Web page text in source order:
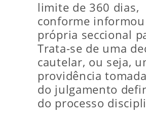
limite de 360 dias,
conforme
própria seccional
Trata-se de uma
cautelar, ou seja,
providência
do julgamento
do processo